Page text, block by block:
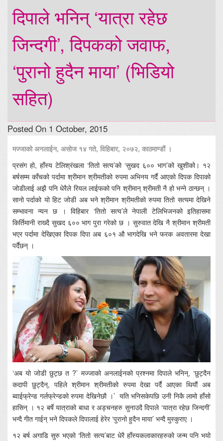
दिपाले भनिन् ‘यात्रा रहेछ
जिन्दगी’, दिपकको जवाफ,
‘पुरानो हुदैन माया’ (भिडियो
सहित)
Posted On 1 October, 2015
मज्जाको अनलाईन, असोज १४ गते, विहिबार, २०७२, काठमाण्डौं ।
प्रसंग हो, हाँस्य टेलिश्रंखला ‘तितो सत्य’को ‘सुखद ६०० भाग’को खुशीको। १२
बर्षसम्म काँचको पर्दामा श्रीमान श्रीमतीको रुपमा अभिनय गर्दै आएको दिपक दिपाको
जोडीलाई अझै पनि धेरैले रियल लाईफको पनि श्रीमान् श्रीमती नै हो भन्ने ठान्छन् ।
सानो पर्दाको यो हिट जोडी अब भने श्रीमान श्रीमतीको रुपमा तितो सत्यमा देखिने
सम्भावना न्यन छ । विहिबार ‘तितो सत्य’ले नेपाली टेलिभिजनको इतिहासमा
किर्तिमानी राख्दै सुखद ६०० भाग पुरा गरेको छ । सुरुवात देखि नै श्रीमान श्रीमती
भएर पर्दामा देखिएका दिपक दिपा अब ६०१ औ भागदेखि भने फरक अवतारमा देखा
पर्दैछन् ।
‘अब यो जोडी छुट्छ त ?’ मज्जाको अनलाईनको प्रश्नमा दिपाले भनिन्, ‘छुट्दैन
कदापी छुट्दैन्, पहिले श्रीमान श्रीमतीको रुपमा देखा पर्दै आएका थियौं अब
ब्वाईफ्रेन्ड गर्लफ्रेन्डको रुपमा देखिनेछौ ।’ यति भनिसकेपछि उनी निकै लामो हाँसो
हासिन् । १२ बर्षे यात्राको बाधा र अड्चनहरु सुनाउदै दिपाले ‘यात्रा रहेछ जिन्दगी’
भन्दै गीत गाईन् भने दिपकले दिपालाई हेरेर ‘पुरानो हुदैन माया’ भन्दै मुस्कुराए ।
१२ बर्ष अगाडि सुरु भएको ‘तितो सत्य’बाट धेरै हाँस्यकलाकारहरुको जन्म पनि भयो